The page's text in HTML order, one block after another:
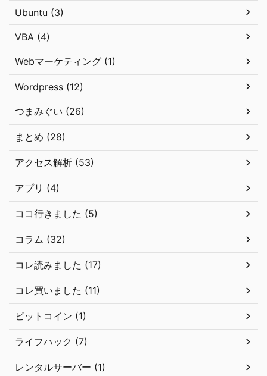
Ubuntu (3)
VBA (4)
Webマーケティング (1)
Wordpress (12)
つまみぐい (26)
まとめ (28)
アクセス解析 (53)
アプリ (4)
ココ行きました (5)
コラム (32)
コレ読みました (17)
コレ買いました (11)
ビットコイン (1)
ライフハック (7)
レンタルサーバー (1)